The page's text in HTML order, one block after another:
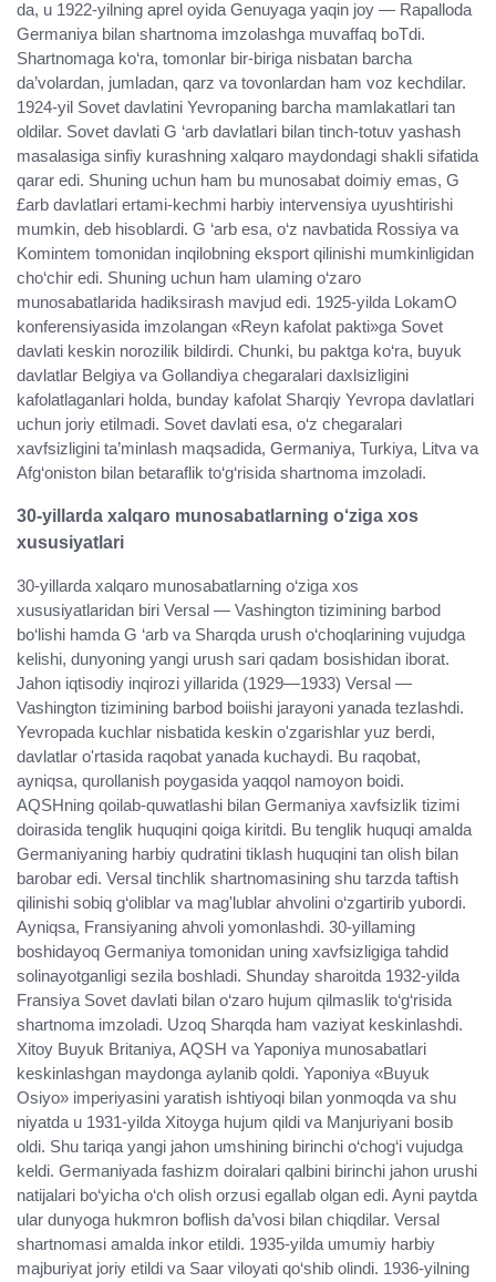
da, u 1922-yilning aprel oyida Genuyaga yaqin joy — Rapalloda
Germaniya bilan shartnoma imzolashga muvaffaq boTdi.
Shartnomaga ko‘ra, tomonlar bir-biriga nisbatan barcha
da’volardan, jumladan, qarz va tovonlardan ham voz kechdilar.
1924-yil Sovet davlatini Yevropaning barcha mamlakatlari tan
oldilar. Sovet davlati G ‘arb davlatlari bilan tinch-totuv yashash
masalasiga sinfiy kurashning xalqaro maydondagi shakli sifatida
qarar edi. Shuning uchun ham bu munosabat doimiy emas, G
£arb davlatlari ertami-kechmi harbiy intervensiya uyushtirishi
mumkin, deb hisoblardi. G ‘arb esa, o‘z navbatida Rossiya va
Komintem tomonidan inqilobning eksport qilinishi mumkinligidan
cho‘chir edi. Shuning uchun ham ulaming o‘zaro
munosabatlarida hadiksirash mavjud edi. 1925-yilda LokamO
konferensiyasida imzolangan «Reyn kafolat pakti»ga Sovet
davlati keskin norozilik bildirdi. Chunki, bu paktga ko‘ra, buyuk
davlatlar Belgiya va Gollandiya chegaralari daxlsizligini
kafolatlaganlari holda, bunday kafolat Sharqiy Yevropa davlatlari
uchun joriy etilmadi. Sovet davlati esa, o‘z chegaralari
xavfsizligini ta’minlash maqsadida, Germaniya, Turkiya, Litva va
Afg‘oniston bilan betaraflik to‘g‘risida shartnoma imzoladi.
30-yillarda xalqaro munosabatlarning o‘ziga xos
xususiyatlari
30-yillarda xalqaro munosabatlarning o‘ziga xos
xususiyatlaridan biri Versal — Vashington tizimining barbod
bo‘lishi hamda G ‘arb va Sharqda urush o‘choqlarining vujudga
kelishi, dunyoning yangi urush sari qadam bosishidan iborat.
Jahon iqtisodiy inqirozi yillarida (1929—1933) Versal —
Vashington tizimining barbod boiishi jarayoni yanada tezlashdi.
Yevropada kuchlar nisbatida keskin o'zgarishlar yuz berdi,
davlatlar o'rtasida raqobat yanada kuchaydi. Bu raqobat,
ayniqsa, qurollanish poygasida yaqqol namoyon boidi.
AQSHning qoilab-quwatlashi bilan Germaniya xavfsizlik tizimi
doirasida tenglik huquqini qoiga kiritdi. Bu tenglik huquqi amalda
Germaniyaning harbiy qudratini tiklash huquqini tan olish bilan
barobar edi. Versal tinchlik shartnomasining shu tarzda taftish
qilinishi sobiq g‘oliblar va mag'lublar ahvolini o‘zgartirib yubordi.
Ayniqsa, Fransiyaning ahvoli yomonlashdi. 30-yillaming
boshidayoq Germaniya tomonidan uning xavfsizligiga tahdid
solinayotganligi sezila boshladi. Shunday sharoitda 1932-yilda
Fransiya Sovet davlati bilan o‘zaro hujum qilmaslik to‘g‘risida
shartnoma imzoladi. Uzoq Sharqda ham vaziyat keskinlashdi.
Xitoy Buyuk Britaniya, AQSH va Yaponiya munosabatlari
keskinlashgan maydonga aylanib qoldi. Yaponiya «Buyuk
Osiyo» imperiyasini yaratish ishtiyoqi bilan yonmoqda va shu
niyatda u 1931-yilda Xitoyga hujum qildi va Manjuriyani bosib
oldi. Shu tariqa yangi jahon umshining birinchi o‘chog‘i vujudga
keldi. Germaniyada fashizm doiralari qalbini birinchi jahon urushi
natijalari bo‘yicha o‘ch olish orzusi egallab olgan edi. Ayni paytda
ular dunyoga hukmron boflish da’vosi bilan chiqdilar. Versal
shartnomasi amalda inkor etildi. 1935-yilda umumiy harbiy
majburiyat joriy etildi va Saar viloyati qo‘shib olindi. 1936-yilning